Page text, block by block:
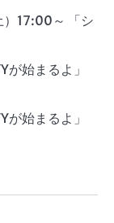
）17:00～ 「シ
始まるよ」
始まるよ」